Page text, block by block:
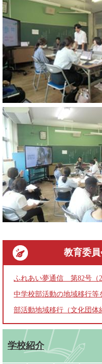
教育委
ふれあい夢通信 第82号（
中学校部活動の地域移行等
部活動地域移行（文化団体
学校紹介